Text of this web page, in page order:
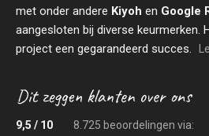
met onder andere Kiyoh en Google
aangesloten bij diverse keurmerken.
project een gegarandeerd succes.
9,5 / 10 8.725 beoordelingen via: